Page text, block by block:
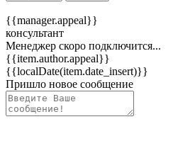
{{manager.appeal}}
консультант
Менеджер скоро подключится...
{{item.author.appeal}}
{{localDate(item.date_insert)}}
Пришло новое сообщение